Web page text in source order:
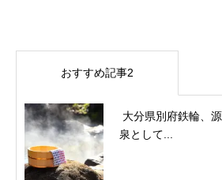
おすすめ記事2
大分県別府鉄輪、
泉として...